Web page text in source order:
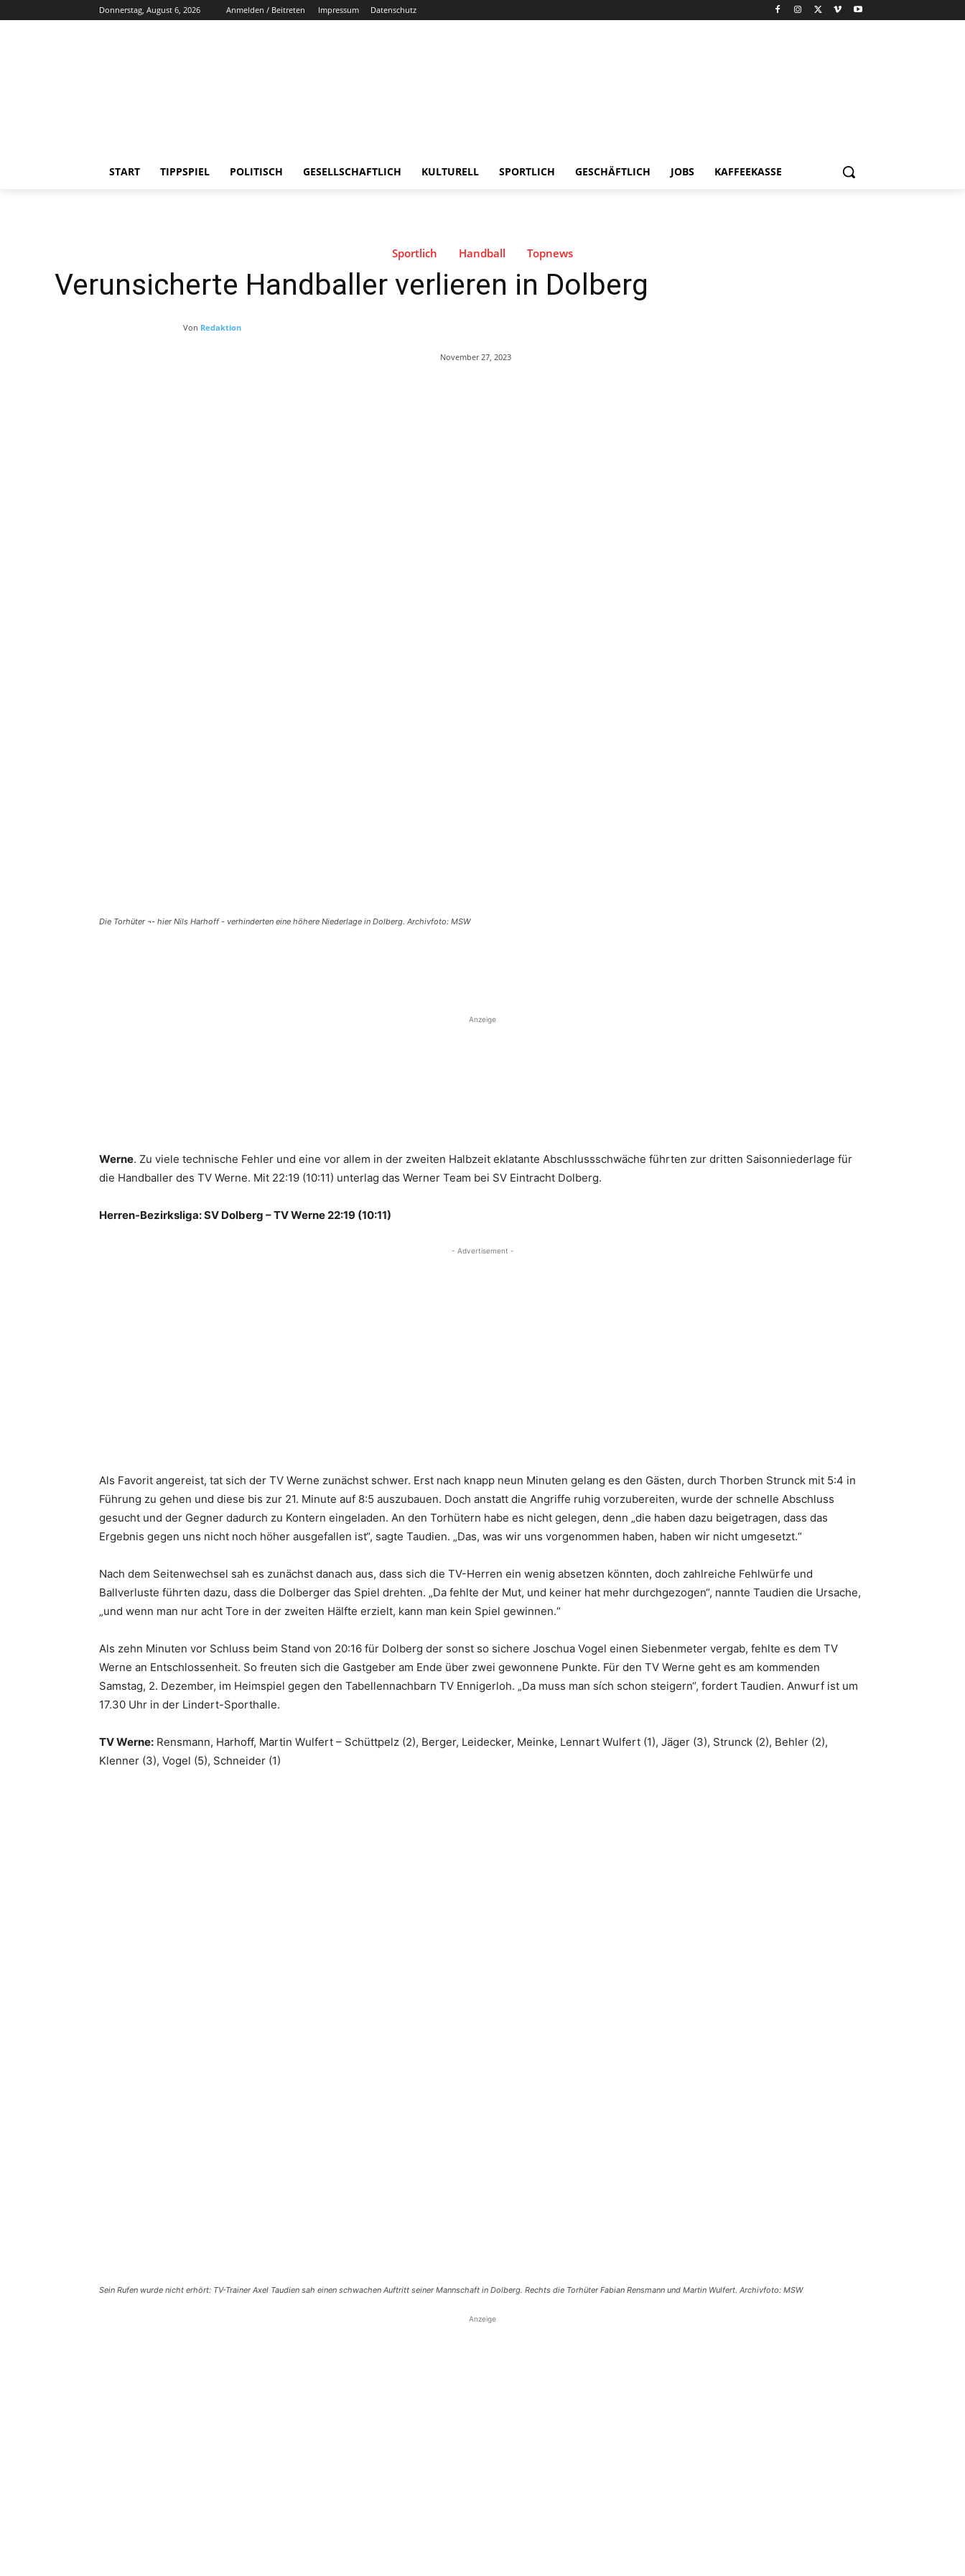
Donnerstag, August 6, 2026 Anmelden / Beitreten Impressum Datenschutz
START TIPPSPIEL POLITISCH GESELLSCHAFTLICH KULTURELL SPORTLICH GESCHÄFTLICH JOBS KAFFEEKASSE
Sportlich Handball Topnews
Verunsicherte Handballer verlieren in Dolberg
Von Redaktion
November 27, 2023
Die Torhüter ¬- hier Nils Harhoff - verhinderten eine höhere Niederlage in Dolberg. Archivfoto: MSW
Anzeige
Werne. Zu viele technische Fehler und eine vor allem in der zweiten Halbzeit eklatante Abschlussschwäche führten zur dritten Saisonniederlage für
die Handballer des TV Werne. Mit 22:19 (10:11) unterlag das Werner Team bei SV Eintracht Dolberg.
Herren-Bezirksliga: SV Dolberg – TV Werne 22:19 (10:11)
- Advertisement -
Als Favorit angereist, tat sich der TV Werne zunächst schwer. Erst nach knapp neun Minuten gelang es den Gästen, durch Thorben Strunck mit 5:4 in
Führung zu gehen und diese bis zur 21. Minute auf 8:5 auszubauen. Doch anstatt die Angriffe ruhig vorzubereiten, wurde der schnelle Abschluss
gesucht und der Gegner dadurch zu Kontern eingeladen. An den Torhütern habe es nicht gelegen, denn „die haben dazu beigetragen, dass das
Ergebnis gegen uns nicht noch höher ausgefallen ist“, sagte Taudien. „Das, was wir uns vorgenommen haben, haben wir nicht umgesetzt.“
Nach dem Seitenwechsel sah es zunächst danach aus, dass sich die TV-Herren ein wenig absetzen könnten, doch zahlreiche Fehlwürfe und
Ballverluste führten dazu, dass die Dolberger das Spiel drehten. „Da fehlte der Mut, und keiner hat mehr durchgezogen“, nannte Taudien die Ursache,
„und wenn man nur acht Tore in der zweiten Hälfte erzielt, kann man kein Spiel gewinnen.“
Als zehn Minuten vor Schluss beim Stand von 20:16 für Dolberg der sonst so sichere Joschua Vogel einen Siebenmeter vergab, fehlte es dem TV
Werne an Entschlossenheit. So freuten sich die Gastgeber am Ende über zwei gewonnene Punkte. Für den TV Werne geht es am kommenden
Samstag, 2. Dezember, im Heimspiel gegen den Tabellennachbarn TV Ennigerloh. „Da muss man sích schon steigern“, fordert Taudien. Anwurf ist um
17.30 Uhr in der Lindert-Sporthalle.
TV Werne: Rensmann, Harhoff, Martin Wulfert – Schüttpelz (2), Berger, Leidecker, Meinke, Lennart Wulfert (1), Jäger (3), Strunck (2), Behler (2),
Klenner (3), Vogel (5), Schneider (1)
Sein Rufen wurde nicht erhört: TV-Trainer Axel Taudien sah einen schwachen Auftritt seiner Mannschaft in Dolberg. Rechts die Torhüter Fabian Rensmann und Martin Wulfert. Archivfoto: MSW
Anzeige